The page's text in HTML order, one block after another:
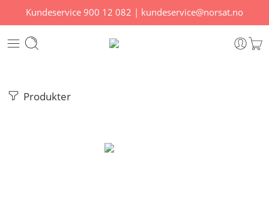
Kundeservice 900 12 082 | kundeservice@norsat.no
Produkter